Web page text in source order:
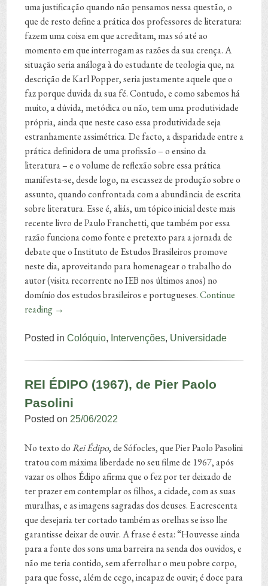
uma justificação quando não pensamos nessa questão, o
que de resto define a prática dos professores de literatura:
fazem uma coisa em que acreditam, mas só até ao
momento em que interrogam as razões da sua crença. A
situação seria análoga à do estudante de teologia que, na
descrição de Karl Popper, seria justamente aquele que o
faz porque duvida da sua fé. Contudo, e como sabemos há
muito, a dúvida, metódica ou não, tem uma produtividade
própria, ainda que neste caso essa produtividade seja
estranhamente assimétrica. De facto, a disparidade entre a
prática definidora de uma profissão – o ensino da
literatura – e o volume de reflexão sobre essa prática
manifesta-se, desde logo, na escassez de produção sobre o
assunto, quando confrontada com a abundância de escrita
sobre literatura. Esse é, aliás, um tópico inicial deste mais
recente livro de Paulo Franchetti, que também por essa
razão funciona como fonte e pretexto para a jornada de
debate que o Instituto de Estudos Brasileiros promove
neste dia, aproveitando para homenagear o trabalho do
autor (visita recorrente no IEB nos últimos anos) no
domínio dos estudos brasileiros e portugueses.Continue
reading →
Posted inColóquio, Intervenções, Universidade
REI ÉDIPO (1967), de Pier Paolo
Pasolini
Posted on 25/06/2022
No texto doRei Édipo, de Sófocles, que Pier Paolo Pasolini
tratou com máxima liberdade no seu filme de 1967, após
vazar os olhos Édipo afirma que o fez por ter deixado de
ter prazer em contemplar os filhos, a cidade, com as suas
muralhas, e as imagens sagradas dos deuses. E acrescenta
que desejaria ter cortado também as orelhas se isso lhe
garantisse deixar de ouvir. A frase é esta: “Houvesse ainda
para a fonte dos sons uma barreira na senda dos ouvidos, e
não me teria contido, sem aferrolhar o meu pobre corpo,
para que fosse, além de cego, incapaz de ouvir; é doce para